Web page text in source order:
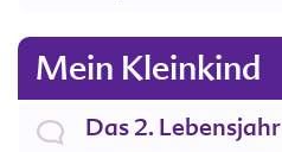
Mein Kleinkind
Das 2. Lebensjahr